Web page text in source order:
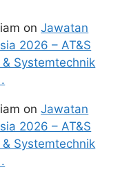
sumber rasmi
dipercayai
permohonan.
onJawatan
2026 – AT&S
Systemtechnik
onJawatan
2026 – AT&S
Systemtechnik